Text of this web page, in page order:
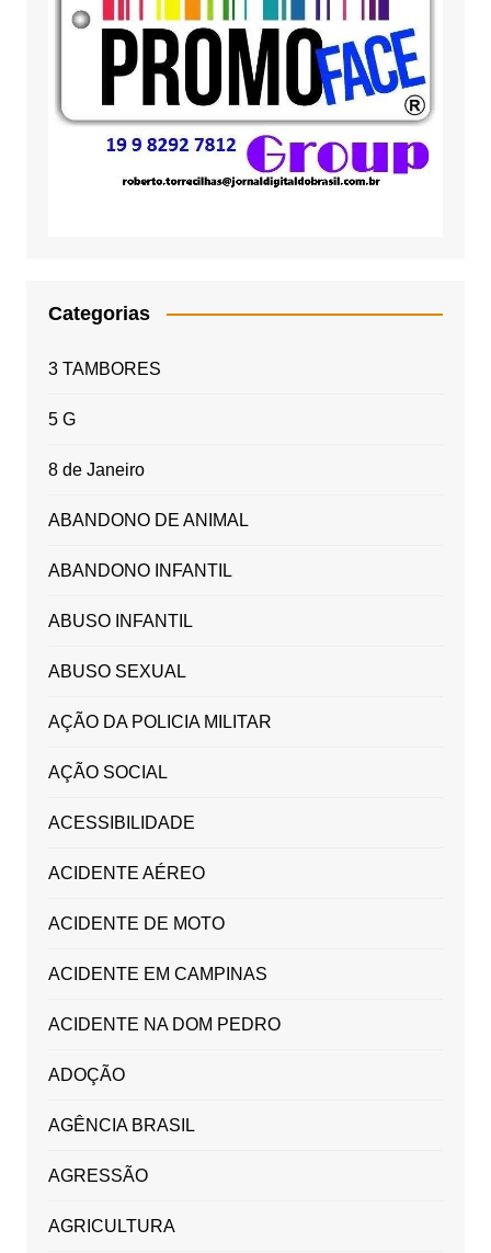
Categorias
3 TAMBORES
5 G
8 de Janeiro
ABANDONO DE ANIMAL
ABANDONO INFANTIL
ABUSO INFANTIL
ABUSO SEXUAL
AÇÃO DA POLICIA MILITAR
AÇÃO SOCIAL
ACESSIBILIDADE
ACIDENTE AÉREO
ACIDENTE DE MOTO
ACIDENTE EM CAMPINAS
ACIDENTE NA DOM PEDRO
ADOÇÃO
AGÊNCIA BRASIL
AGRESSÃO
AGRICULTURA